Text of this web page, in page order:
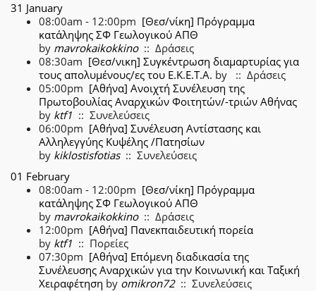
31 January
08:00am - 12:00pm [Θεσ/νίκη] Πρόγραμμα
κατάληψης ΣΦ Γεωλογικού ΑΠΘ
by mavrokaikokkino:: Δράσεις
08:30am [Θεσ/νικη] Συγκέντρωση διαμαρτυρίας για
τους απολυμένους/ες του Ε.Κ.Ε.Τ.Α. by
:: Δράσεις
05:00pm [Αθήνα] Ανοιχτή Συνέλευση της
Πρωτοβουλίας Αναρχικών Φοιτητών/-τριών Αθήνας
by ktf1 :: Συνελεύσεις
06:00pm [Αθήνα] Συνέλευση Αντίστασης και
Αλληλεγγύης Κυψέλης /Πατησίων
by kiklostisfotias:: Συνελεύσεις
01 February
08:00am - 12:00pm [Θεσ/νίκη] Πρόγραμμα
κατάληψης ΣΦ Γεωλογικού ΑΠΘ
by mavrokaikokkino:: Δράσεις
12:00pm [Αθήνα] Πανεκπαιδευτική πορεία
by ktf1 :: Πορείες
07:30pm [Αθήνα] Επόμενη διαδικασία της
Συνέλευσης Αναρχικών για την Κοινωνική και Ταξική
Χειραφέτηση by omikron72:: Συνελεύσεις